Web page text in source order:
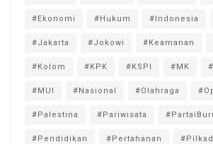
#Ekonomi #Hukum #Indonesia
#Jakarta #Jokowi #Keamanan
#Kolom #KPK #KSPI #MK
#MUI #Nasional #Olahraga
#Palestina #Pariwisata
#Pendidikan #Pertahanan